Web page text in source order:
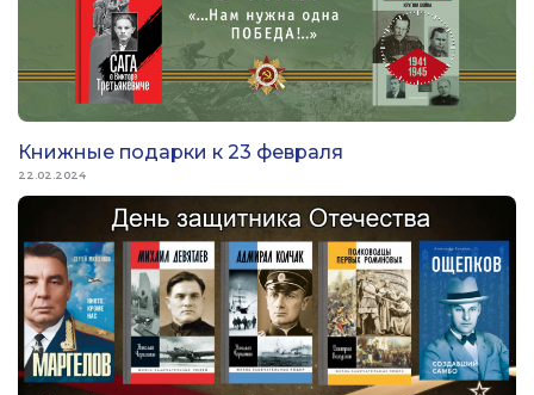
Книжные подарки к 23 февраля
22.02.2024